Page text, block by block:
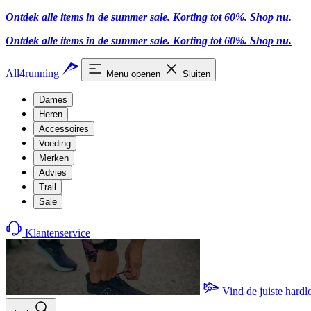
Ontdek alle items in de summer sale. Korting tot 60%. Shop nu.
Ontdek alle items in de summer sale. Korting tot 60%. Shop nu.
All4running Menu openen Sluiten
Dames
Heren
Accessoires
Voeding
Merken
Advies
Trail
Sale
Klantenservice
Vind de juiste